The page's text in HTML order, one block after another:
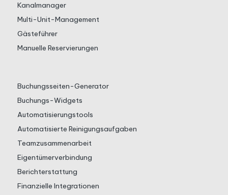
Kanalmanager
Multi-Unit-Management
Gästeführer
Manuelle Reservierungen
Buchungsseiten-Generator
Buchungs-Widgets
Automatisierungstools
Automatisierte Reinigungsaufgaben
Teamzusammenarbeit
Eigentümerverbindung
Berichterstattung
Finanzielle Integrationen